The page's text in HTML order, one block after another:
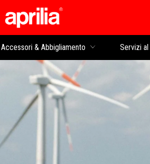
Accessori & Abbigliamento Servizi